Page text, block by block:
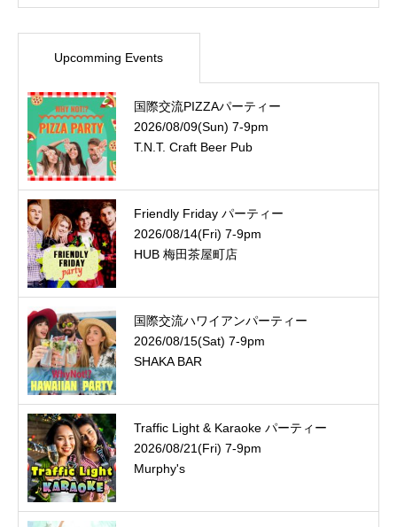
Upcomming Events
国際交流PIZZAパーティー
2026/08/09(Sun) 7-9pm
T.N.T. Craft Beer Pub
Friendly Friday パーティー
2026/08/14(Fri) 7-9pm
HUB 梅田茶屋町店
国際交流ハワイアンパーティー
2026/08/15(Sat) 7-9pm
SHAKA BAR
Traffic Light & Karaoke パーティー
2026/08/21(Fri) 7-9pm
Murphy's